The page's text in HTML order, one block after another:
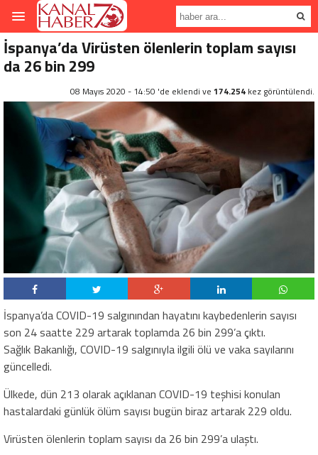
İspanya’da Virüsten ölenlerin toplam sayısı
da 26 bin 299
08 Mayıs 2020 - 14:50 'de eklendi ve 174.254 kez görüntülendi.
İspanya’da COVID-19 salgınından hayatını kaybedenlerin sayısı
son 24 saatte 229 artarak toplamda 26 bin 299’a çıktı.
Sağlık Bakanlığı, COVID-19 salgınıyla ilgili ölü ve vaka sayılarını
güncelledi.
Ülkede, dün 213 olarak açıklanan COVID-19 teşhisi konulan
hastalardaki günlük ölüm sayısı bugün biraz artarak 229 oldu.
Virüsten ölenlerin toplam sayısı da 26 bin 299’a ulaştı.